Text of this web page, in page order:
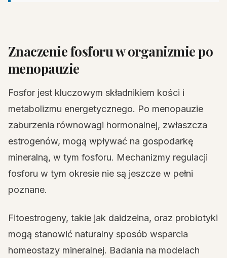
Znaczenie fosforu w organizmie po
menopauzie
Fosfor jest kluczowym składnikiem kości i
metabolizmu energetycznego. Po menopauzie
zaburzenia równowagi hormonalnej, zwłaszcza
estrogenów, mogą wpływać na gospodarkę
mineralną, w tym fosforu. Mechanizmy regulacji
fosforu w tym okresie nie są jeszcze w pełni
poznane.
Fitoestrogeny, takie jak daidzeina, oraz probiotyki
mogą stanowić naturalny sposób wsparcia
homeostazy mineralnej. Badania na modelach